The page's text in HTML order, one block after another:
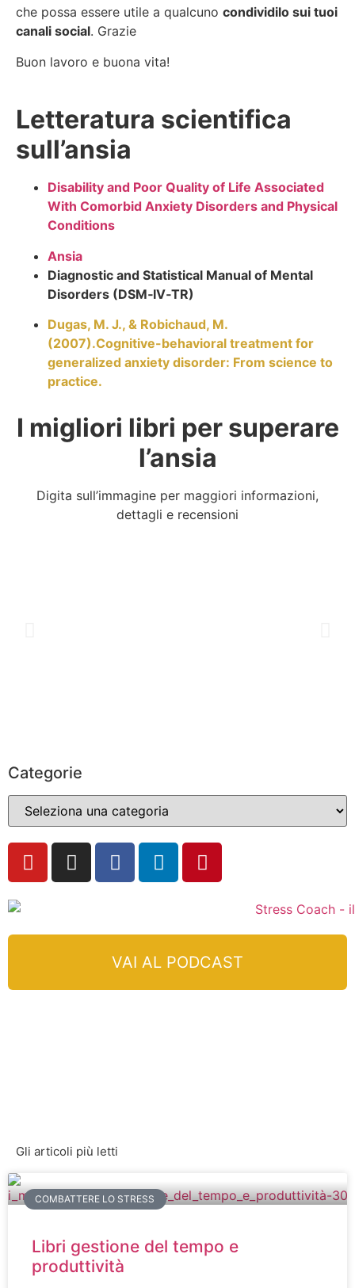
che possa essere utile a qualcuno condividilo sui tuoi
canali social. Grazie
Buon lavoro e buona vita!
Letteratura scientifica
sull’ansia
Disability and Poor Quality of Life Associated
With Comorbid Anxiety Disorders and Physical
Conditions
Ansia
Diagnostic and Statistical Manual of Mental
Disorders (DSM‐IV‐TR)
Dugas, M. J., & Robichaud, M.
(2007).Cognitive-behavioral treatment for
generalized anxiety disorder: From science to
practice.
I migliori libri per superare
l’ansia
Digita sull’immagine per maggiori informazioni,
dettagli e recensioni
Categorie
VAI AL PODCAST
Gli articoli più letti
COMBATTERE LO STRESS
Libri gestione del tempo e
produttività